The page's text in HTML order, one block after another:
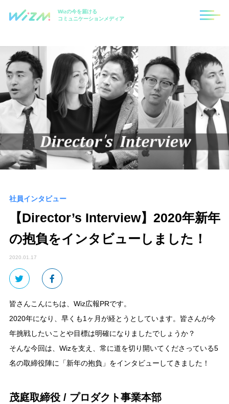
Wizの今を届ける
コミュニケーションメディア
社員インタビュー
【Director’s Interview】2020年新年
の抱負をインタビューしました！
2020.01.17
皆さんこんにちは、Wiz広報PRです。
2020年になり、早くも1ヶ月が経とうとしています。皆さんが今
年挑戦したいことや目標は明確になりましたでしょうか？
そんな今回は、Wizを支え、常に道を切り開いてくださっている5
名の取締役陣に「新年の抱負」をインタビューしてきました！
茂庭取締役 / プロダクト事業本部